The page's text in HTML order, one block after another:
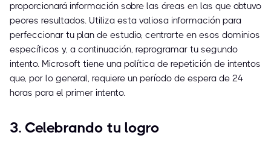
proporcionará información sobre las áreas en las que obtuvo
peores resultados. Utiliza esta valiosa información para
perfeccionar tu plan de estudio, centrarte en esos dominios
específicos y, a continuación, reprogramar tu segundo
intento. Microsoft tiene una política de repetición de intentos
que, por lo general, requiere un período de espera de 24
horas para el primer intento.
3. Celebrando tu logro